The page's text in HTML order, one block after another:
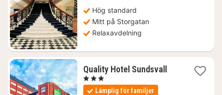
Hög standard
Mitt på Storgatan
Relaxavdelning
Quality Hotel Sundsvall 1
, 3 Stjärnor
Lämplig för familjer